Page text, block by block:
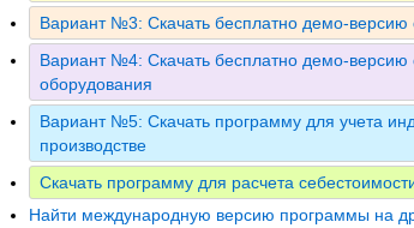
Вариант №3: Скачать бесплатно демо-версию
Вариант №4: Скачать бесплатно демо-версию
оборудования
Вариант №5: Скачать программу для учета
производстве
Скачать программу для расчета
Найти международную версию программы на